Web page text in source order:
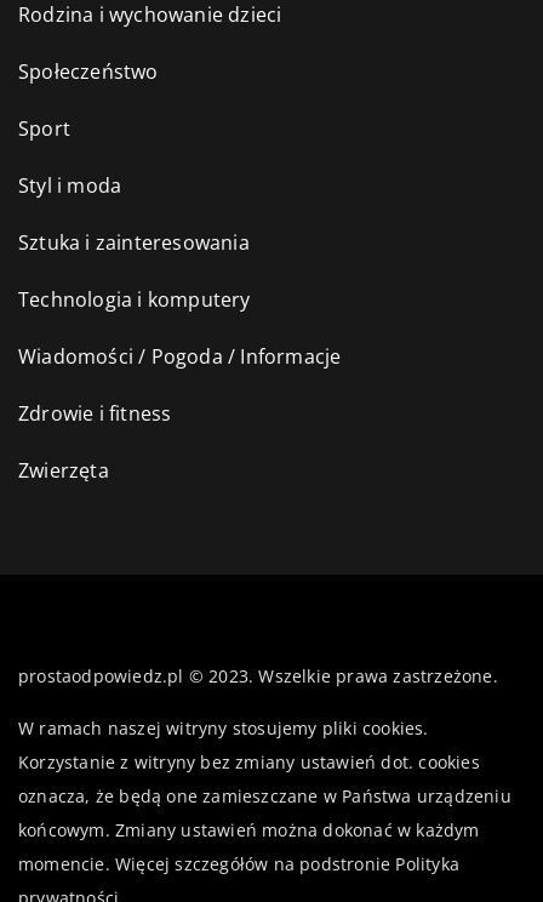
Rodzina i wychowanie dzieci
Społeczeństwo
Sport
Styl i moda
Sztuka i zainteresowania
Technologia i komputery
Wiadomości / Pogoda / Informacje
Zdrowie i fitness
Zwierzęta
prostaodpowiedz.pl © 2023. Wszelkie prawa zastrzeżone.
W ramach naszej witryny stosujemy pliki cookies.
Korzystanie z witryny bez zmiany ustawień dot. cookies
oznacza, że będą one zamieszczane w Państwa urządzeniu
końcowym. Zmiany ustawień można dokonać w każdym
momencie. Więcej szczegółów na podstronie Polityka